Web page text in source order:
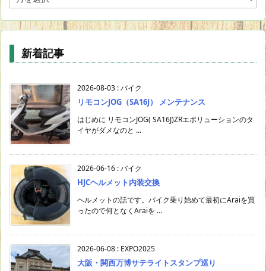
月
で
投
稿
索
新着記事
2026-08-03 :バイク
リモコンJOG（SA16J） メンテナンス
はじめに リモコンJOG( SA16J)ZRエボリューションのタ
イヤがダメなのと ...
2026-06-16 :バイク
HJCヘルメット内装交換
ヘルメットの話です。バイク乗り始めて最初にAraiを買
ったので何となくAraiを ...
2026-06-08 : EXPO2025
大阪・関西万博サテライトスタンプ巡り